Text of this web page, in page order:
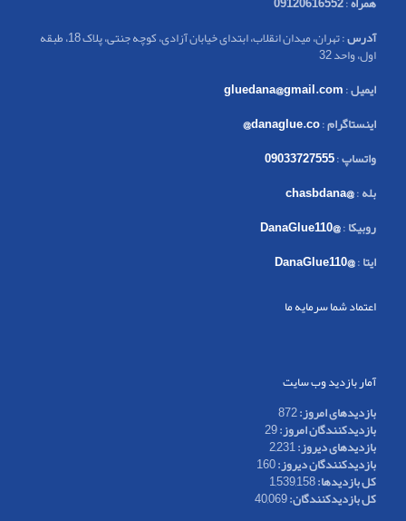
آدرس
: تهران، میدان انقلاب، ابتدای خیابان آزادی، کوچه جنتی، پلاک 18، طبقه
اول، واحد 32
ایمیل:
gluedana@gmail.com
اینستاگرام:
danaglue.co@
واتساپ:
09033727555
بله:
@chasbdana
روبیکا:
@DanaGlue110
ایتا:
@DanaGlue110
اعتماد شما سرمایه ما
آمار بازدید وب سایت
بازدیدهای امروز:872
بازدیدکنندگان امروز:29
بازدیدهای دیروز:2,231
بازدیدکنندگان دیروز:160
کل بازدیدها:1,539,158
کل بازدیدکنند‌گان:40,069